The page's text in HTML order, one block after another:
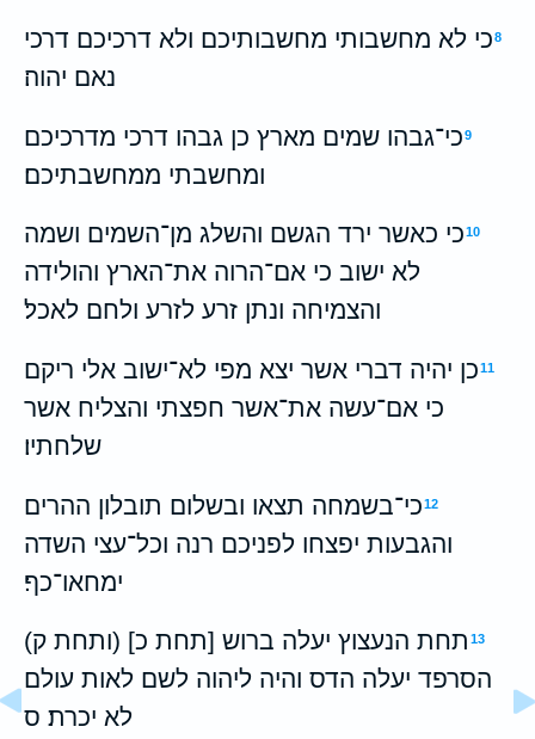
8כי לא מחשבותי מחשבותיכם ולא דרכיכם דרכי
נאם יהוה׃
9כי־גבהו שמים מארץ כן גבהו דרכי מדרכיכם
ומחשבתי ממחשבתיכם׃
10כי כאשר ירד הגשם והשלג מן־השמים ושמה
לא ישוב כי אם־הרוה את־הארץ והולידה
והצמיחה ונתן זרע לזרע ולחם לאכל׃
11כן יהיה דברי אשר יצא מפי לא־ישוב אלי ריקם
כי אם־עשה את־אשר חפצתי והצליח אשר
שלחתיו׃
12כי־בשמחה תצאו ובשלום תובלון ההרים
והגבעות יפצחו לפניכם רנה וכל־עצי השדה
ימחאו־כף׃
13 תחת הנעצוץ יעלה ברוש [תחת כ] (ותחת ק)
הסרפד יעלה הדס והיה ליהוה לשם לאות עולם
לא יכרת׃ ס